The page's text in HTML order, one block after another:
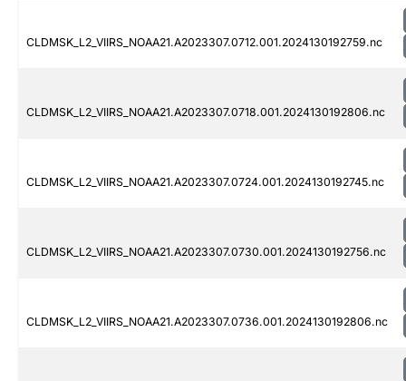
CLDMSK_L2_VIIRS_NOAA21.A2023307.0712.001.2024130192759.nc
CLDMSK_L2_VIIRS_NOAA21.A2023307.0718.001.2024130192806.nc
CLDMSK_L2_VIIRS_NOAA21.A2023307.0724.001.2024130192745.nc
CLDMSK_L2_VIIRS_NOAA21.A2023307.0730.001.2024130192756.nc
CLDMSK_L2_VIIRS_NOAA21.A2023307.0736.001.2024130192806.nc